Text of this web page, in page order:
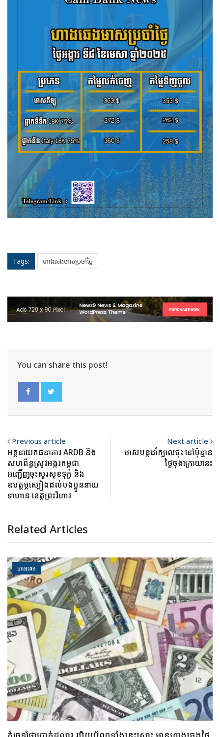
Tags: ហាងឆេងមាសប្រចាំថ្ងៃ
You can share this post!
Previous article
អគ្គនាយកធនាគារ ARDB និង
សហព័ន្ធស្រូវអង្ករកម្ពុជា
អញ្ជើញចុះសួរសុខទុក្ខ និង
ឧបត្ថម្ភស្បៀងដល់បងប្អូននាយ
ទាហាន ខេត្តព្រះវិហារ
Next article
មាសបន្តដាំក្បាលចុះ នៅប៉ុន្មាន
ថ្ងៃចុងក្រោយនេះ
Related Articles
ហាងឆេង